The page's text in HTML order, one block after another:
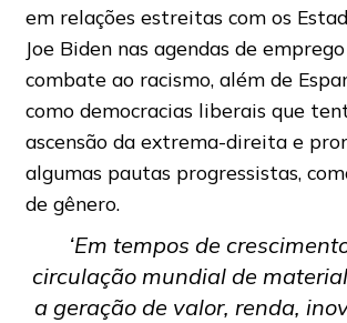
em relações estreitas com os
Joe Biden nas agendas de
combate ao racismo, além de
como democracias liberais que
ascensão da extrema-direita e
algumas pautas progressistas,
de gênero.
‘Em tempos de
circulação mundial de
a geração de valor, renda,